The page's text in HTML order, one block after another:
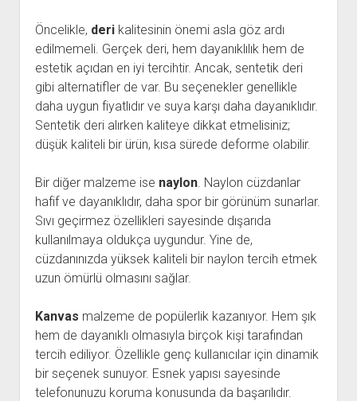
Öncelikle, derikalitesinin önemi asla göz ardı
edilmemeli. Gerçek deri, hem dayanıklılık hem de
estetik açıdan en iyi tercihtir. Ancak, sentetik deri
gibi alternatifler de var. Bu seçenekler genellikle
daha uygun fiyatlıdır ve suya karşı daha dayanıklıdır.
Sentetik deri alırken kaliteye dikkat etmelisiniz;
düşük kaliteli bir ürün, kısa sürede deforme olabilir.
Bir diğer malzeme ise naylon. Naylon cüzdanlar
hafif ve dayanıklıdır, daha spor bir görünüm sunarlar.
Sıvı geçirmez özellikleri sayesinde dışarıda
kullanılmaya oldukça uygundur. Yine de,
cüzdanınızda yüksek kaliteli bir naylon tercih etmek
uzun ömürlü olmasını sağlar.
Kanvas malzeme de popülerlik kazanıyor. Hem şık
hem de dayanıklı olmasıyla birçok kişi tarafından
tercih ediliyor. Özellikle genç kullanıcılar için dinamik
bir seçenek sunuyor. Esnek yapısı sayesinde
telefonunuzu koruma konusunda da başarılıdır.